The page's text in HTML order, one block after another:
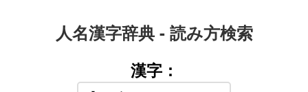
人名漢字辞典 - 読み方検索
漢字：